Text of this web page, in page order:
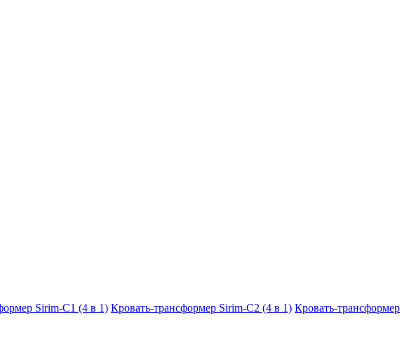
Sirim-C1 (4 в 1) Кровать-трансформер Sirim-C2 (4 в 1) Кровать-трансформер